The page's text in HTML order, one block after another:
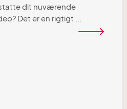
dit nuværende
Det er en rigtigt ...